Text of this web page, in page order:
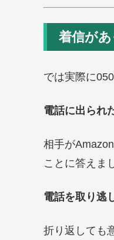
着信が
では実際に
電話に出られ
相手が
ことに答えま
電話を取り逃
折り返しても